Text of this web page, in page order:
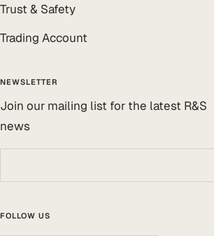
Trust & Safety
Trading Account
NEWSLETTER
Join our mailing list for the latest R&S
news
FOLLOW US